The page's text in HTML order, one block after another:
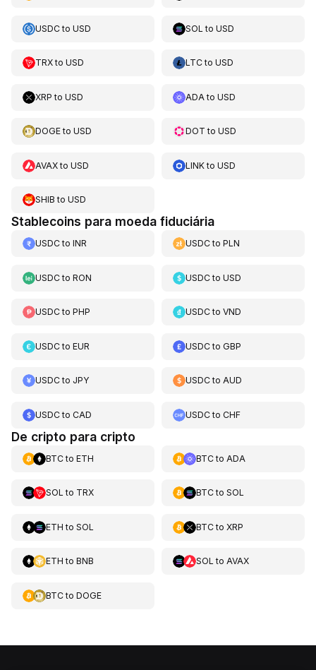
USDCto USD SOL toUSD
TRXto USD LTCtoUSD
XRP to USD ADA toUSD
DOGEto USD DOT toUSD
AVAXto USD LINKtoUSD
SHIB to USD
Stablecoins para moeda fiduciária
USDCto INR USDCtoPLN
USDCto RON USDCtoUSD
USDCto PHP USDCtoVND
USDCto EUR USDCtoGBP
USDCto JPY USDCtoAUD
USDCto CAD USDCtoCHF
De cripto para cripto
BTCto ETH BTCto ADA
SOL to TRX BTCto SOL
ETH to SOL BTCto XRP
ETH to BNB SOL to AVAX
BTCto DOGE